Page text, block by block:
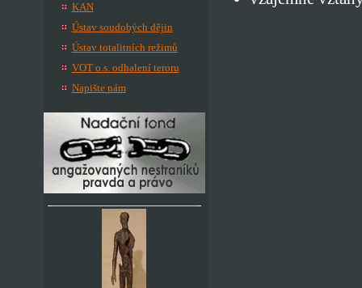
KAN
Ústav soudobých dějin
Ústav totalitních režimů
VOT o.s. odhalení teroru
Napište nám